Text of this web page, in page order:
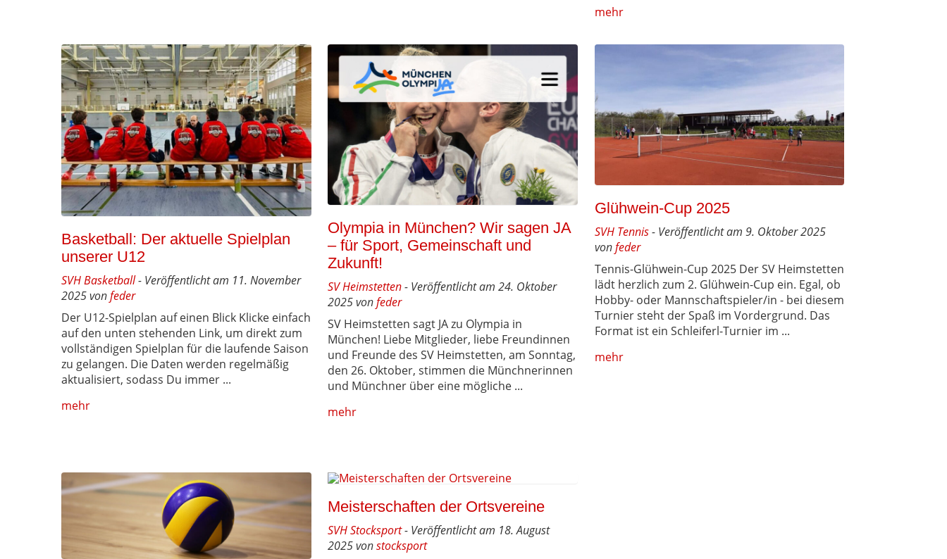
mehr
Basketball: Der aktuelle Spielplan
unserer U12
SVH Basketball- Veröffentlicht am 11. November
2025 vonfeder
Der U12-Spielplan auf einen Blick Klicke einfach
auf den unten stehenden Link, um direkt zum
vollständigen Spielplan für die laufende Saison
zu gelangen. Die Daten werden regelmäßig
aktualisiert, sodass Du immer ...
mehr
Olympia in München? Wir sagen JA
– für Sport, Gemeinschaft und
Zukunft!
SV Heimstetten- Veröffentlicht am 24. Oktober
2025 vonfeder
SV Heimstetten sagt JA zu Olympia in
München! Liebe Mitglieder, liebe Freundinnen
und Freunde des SV Heimstetten, am Sonntag,
den 26. Oktober, stimmen die Münchnerinnen
und Münchner über eine mögliche ...
mehr
Glühwein-Cup 2025
SVH Tennis- Veröffentlicht am 9. Oktober 2025
vonfeder
Tennis-Glühwein-Cup 2025 Der SV Heimstetten
lädt herzlich zum 2. Glühwein-Cup ein. Egal, ob
Hobby- oder Mannschaftspieler/in - bei diesem
Turnier steht der Spaß im Vordergrund. Das
Format ist ein Schleiferl-Turnier im ...
mehr
Meisterschaften der Ortsvereine
SVH Stocksport- Veröffentlicht am 18. August
2025 vonstocksport